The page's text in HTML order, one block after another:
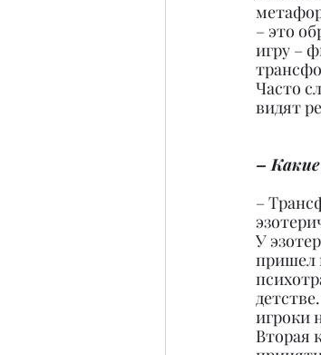
– это
игру –
Часто
видят
–
–
У
пришел
игроки
Вторая